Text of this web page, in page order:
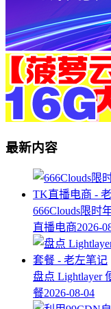
最新内容
666Clouds限时
直播电商2026-
盘点 Lightlayer
餐2026-08-04